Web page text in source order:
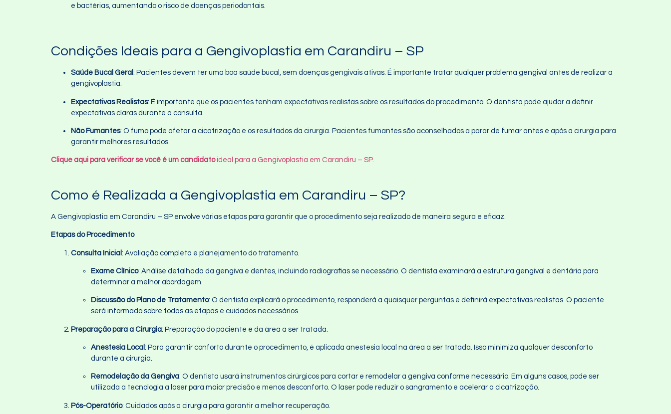
e bactérias, aumentando o risco de doenças periodontais.
Condições Ideais para a Gengivoplastia em Carandiru – SP
Saúde Bucal Geral : Pacientes devem ter uma boa saúde bucal, sem doenças gengivais ativas. É importante tratar qualquer problema gengival antes de realizar a
gengivoplastia.
Expectativas Realistas: É importante que os pacientes tenham expectativas realistas sobre os resultados do procedimento. O dentista pode ajudar a definir
expectativas claras durante a consulta.
Não Fumantes: O fumo pode afetar a cicatrização e os resultados da cirurgia. Pacientes fumantes são aconselhados a parar de fumar antes e após a cirurgia para
garantir melhores resultados.
Clique aqui para verificar se você é um candidatoideal para a Gengivoplastia em Carandiru – SP.
Como é Realizada a Gengivoplastia em Carandiru – SP?
A Gengivoplastia em Carandiru – SP envolve várias etapas para garantir que o procedimento seja realizado de maneira segura e eficaz.
Etapas do Procedimento
Consulta Inicial : Avaliação completa e planejamento do tratamento.
Exame Clínico: Análise detalhada da gengiva e dentes, incluindo radiografias se necessário. O dentista examinará a estrutura gengival e dentária para
determinar a melhor abordagem.
Discussão do Plano de Tratamento: O dentista explicará o procedimento, responderá a quaisquer perguntas e definirá expectativas realistas. O paciente
será informado sobre todas as etapas e cuidados necessários.
Preparação para a Cirurgia: Preparação do paciente e da área a ser tratada.
Anestesia Local : Para garantir conforto durante o procedimento, é aplicada anestesia local na área a ser tratada. Isso minimiza qualquer desconforto
durante a cirurgia.
Remodelação da Gengiva: O dentista usará instrumentos cirúrgicos para cortar e remodelar a gengiva conforme necessário. Em alguns casos, pode ser
utilizada a tecnologia a laser para maior precisão e menos desconforto. O laser pode reduzir o sangramento e acelerar a cicatrização.
Pós-Operatório: Cuidados após a cirurgia para garantir a melhor recuperação.